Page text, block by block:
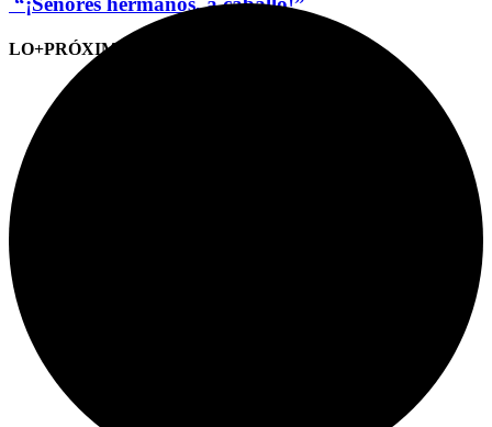
LO+PRÓXIMO (CITAS)